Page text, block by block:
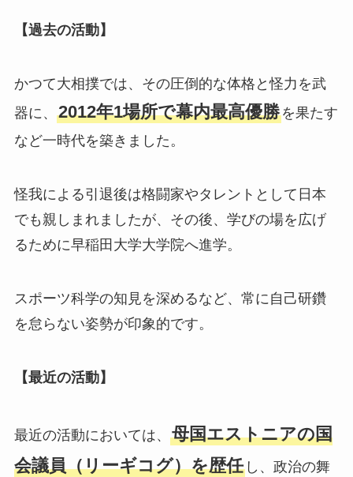
【過去の活動】
かつて大相撲では、その圧倒的な体格と怪力を武
器に、 2012年1場所で幕内最高優勝を果たす
など一時代を築きました。
怪我による引退後は格闘家やタレントとして日本
でも親しまれましたが、その後、学びの場を広げ
るために早稲田大学大学院へ進学。
スポーツ科学の知見を深めるなど、常に自己研鑽
を怠らない姿勢が印象的です。
【最近の活動】
最近の活動においては、 母国エストニアの国
会議員（リーギコグ）を歴任し、政治の舞